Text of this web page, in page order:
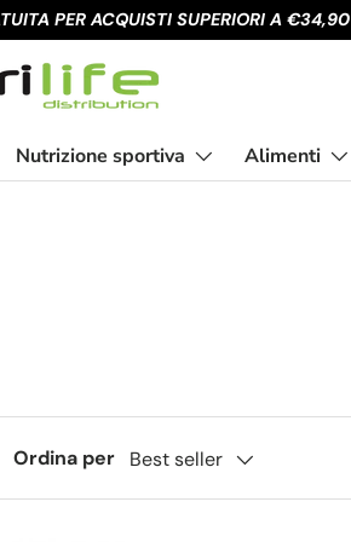
PER ACQUISTI SUPERIORI A €34,90
Nutrizione sportiva Alimenti
Ordina per Best seller